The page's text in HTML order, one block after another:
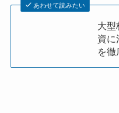
あわせて読みたい
大型
資に
を徹